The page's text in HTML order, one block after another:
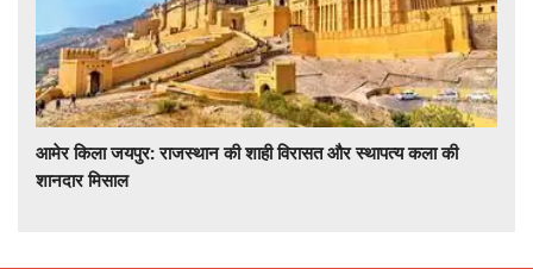
आमेर किला जयपुर: राजस्थान की शाही विरासत और स्थापत्य कला की
शानदार मिसाल